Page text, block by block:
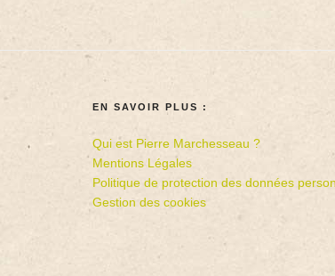
EN SAVOIR PLUS :
Qui est Pierre Marchesseau ?
Mentions Légales
Politique de protection des données
Gestion des cookies